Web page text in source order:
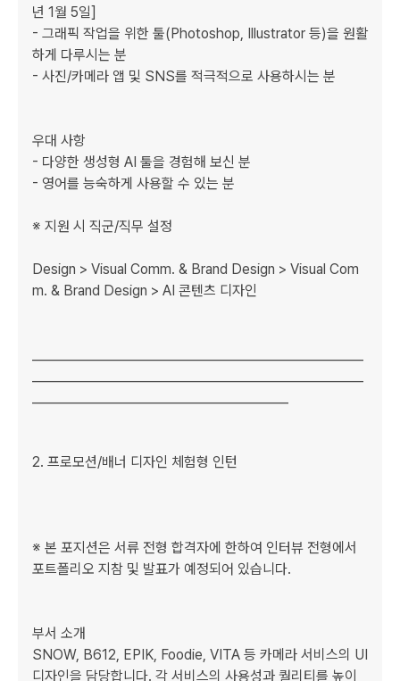
년 1월 5일]
- 그래픽 작업을 위한 툴(Photoshop, Illustrator 등)을 원활
하게 다루시는 분
- 사진/카메라 앱 및 SNS를 적극적으로 사용하시는 분
우대 사항
- 다양한 생성형 AI 툴을 경험해 보신 분
- 영어를 능숙하게 사용할 수 있는 분
※ 지원 시 직군/직무 설정
Design > Visual Comm. & Brand Design > Visual Com
m. & Brand Design > AI 콘텐츠 디자인
﻿﻿2. 프로모션/배너 디자인 체험형 인턴
※ 본 포지션은 서류 전형 합격자에 한하여 인터뷰 전형에서
포트폴리오 지참 및 발표가 예정되어 있습니다.
부서 소개
SNOW, B612, EPIK, Foodie, VITA 등 카메라 서비스의 UI
디자인을 담당합니다. 각 서비스의 사용성과 퀄리티를 높이